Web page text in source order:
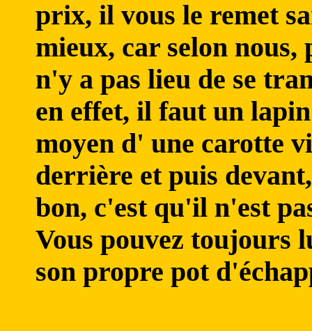
prix, il vous le remet
mieux, car selon
n'y a pas lieu de se
en effet, il faut un
moyen d' une carotte
derrière et puis
bon, c'est qu'il n'est
Vous pouvez toujours
son propre pot